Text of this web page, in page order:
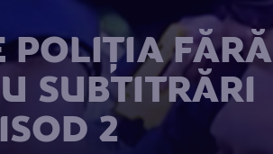
POLIȚIA FĂRĂ
SUBTITRĂRI
2